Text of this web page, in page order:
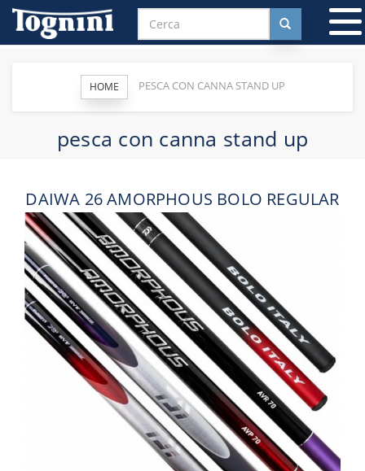
HOME PESCA CON CANNA STAND UP
pesca con canna stand up
DAIWA 26 AMORPHOUS BOLO REGULAR